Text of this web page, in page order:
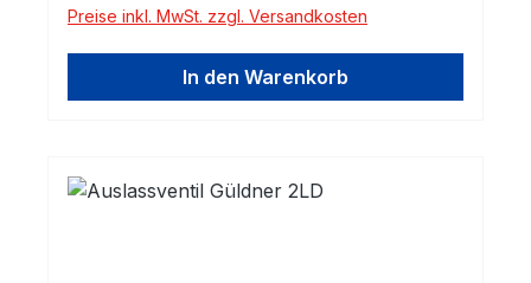
Preise inkl. MwSt. zzgl. Versandkosten
In den Warenkorb